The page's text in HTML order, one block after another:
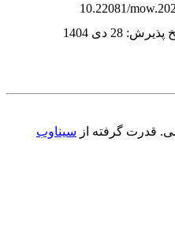
10.22081/
پذیرش: 28 دی 1404
قدرت گرفته از سیناوب